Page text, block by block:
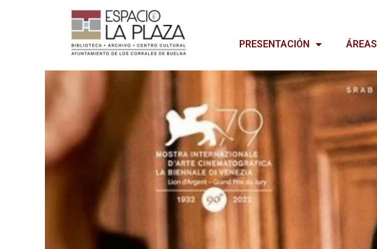
PRESENTACIÓN ÁREAS